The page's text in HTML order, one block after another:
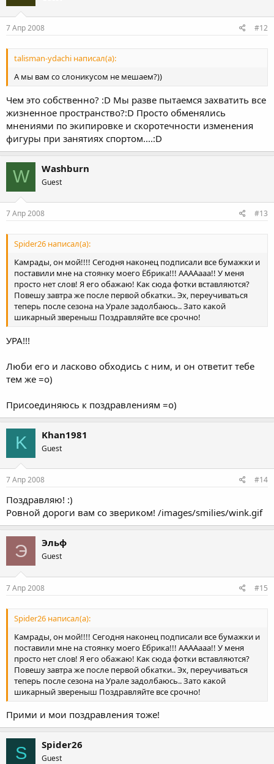
7 Апр 2008 #12
talisman-ydachi написал(а):
А мы вам со слоникусом не мешаем?))
Чем это собственно? :D Мы разве пытаемся захватить все
жизненное пространство?:D Просто обменялись
мнениями по экипировке и скоротечности изменения
фигуры при занятиях спортом....:D
W Washburn
Guest
7 Апр 2008 #13
Spider26 написал(а):
Камрады, он мой!!!! Сегодня наконец подписали все бумажки и
поставили мне на стоянку моего Ёбрика!!! ААААааа!! У меня
просто нет слов! Я его обажаю! Как сюда фотки вставляются?
Повешу завтра же после первой обкатки.. Эх, переучиваться
теперь после сезона на Урале задолбаюсь.. Зато какой
шикарный звереныш Поздравляйте все срочно!
УРА!!!
Люби его и ласково обходись с ним, и он ответит тебе
тем же =о)
Присоединяюсь к поздравлениям =о)
K Khan1981
Guest
7 Апр 2008 #14
Поздравляю! :)
Ровной дороги вам со звериком! /images/smilies/wink.gif
Э Эльф
Guest
7 Апр 2008 #15
Spider26 написал(а):
Камрады, он мой!!!! Сегодня наконец подписали все бумажки и
поставили мне на стоянку моего Ёбрика!!! ААААааа!! У меня
просто нет слов! Я его обажаю! Как сюда фотки вставляются?
Повешу завтра же после первой обкатки.. Эх, переучиваться
теперь после сезона на Урале задолбаюсь.. Зато какой
шикарный звереныш Поздравляйте все срочно!
Прими и мои поздравления тоже!
S Spider26
Guest